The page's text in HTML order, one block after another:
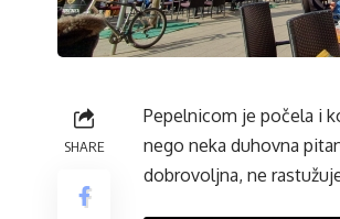
SHARE
Pepelnicom je počela i
nego neka duhovna
dobrovoljna, ne